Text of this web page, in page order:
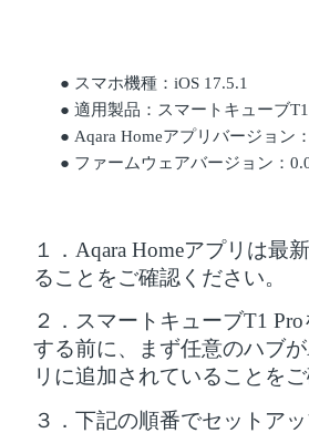
● スマホ機種： iOS 17.5.1
● 適用製品：スマートキューブ
● Aqara Homeアプリバージョン
● ファームウェアバージョン：
１． Aqara Homeアプリは最
ることをご確認ください。
２．スマートキューブT1
する前に、まず任意のハブが
リに追加されていることをご
３．下記の順番でセットア